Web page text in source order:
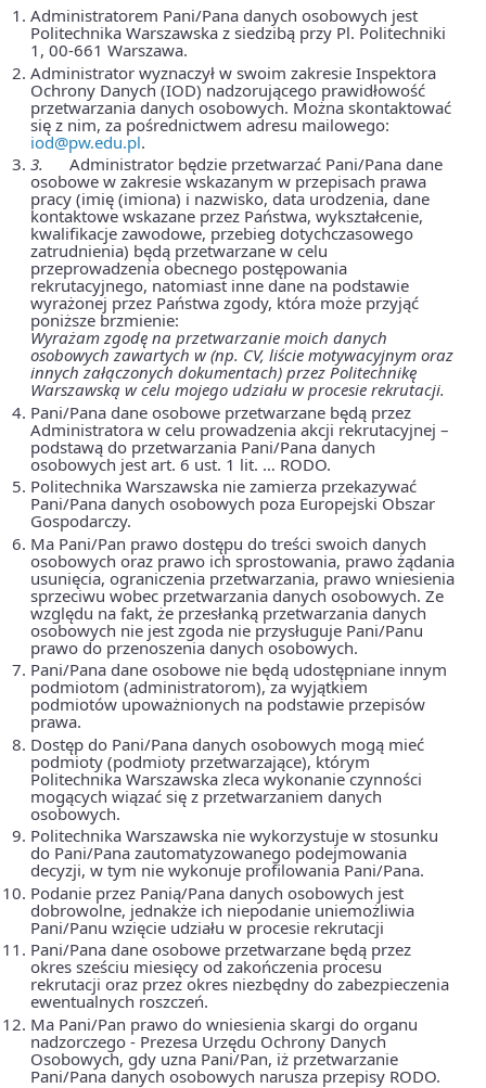
Administratorem Pani/Pana danych osobowych jest
Politechnika Warszawska z siedzibą przy Pl. Politechniki
1, 00-661 Warszawa.
Administrator wyznaczył w swoim zakresie Inspektora
Ochrony Danych (IOD) nadzorującego prawidłowość
przetwarzania danych osobowych. Można skontaktować
się z nim, za pośrednictwem adresu mailowego:
iod@pw.edu.pl.
3. Administrator będzie przetwarzać Pani/Pana dane
osobowe w zakresie wskazanym w przepisach prawa
pracy (imię (imiona) i nazwisko, data urodzenia, dane
kontaktowe wskazane przez Państwa, wykształcenie,
kwalifikacje zawodowe, przebieg dotychczasowego
zatrudnienia) będą przetwarzane w celu
przeprowadzenia obecnego postępowania
rekrutacyjnego, natomiast inne dane na podstawie
wyrażonej przez Państwa zgody, która może przyjąć
poniższe brzmienie:
Wyrażam zgodę na przetwarzanie moich danych
osobowych zawartych w (np. CV, liście motywacyjnym oraz
innych załączonych dokumentach) przez Politechnikę
Warszawską w celu mojego udziału w procesie rekrutacji.
Pani/Pana dane osobowe przetwarzane będą przez
Administratora w celu prowadzenia akcji rekrutacyjnej –
podstawą do przetwarzania Pani/Pana danych
osobowych jest art. 6 ust. 1 lit. … RODO.
Politechnika Warszawska nie zamierza przekazywać
Pani/Pana danych osobowych poza Europejski Obszar
Gospodarczy.
Ma Pani/Pan prawo dostępu do treści swoich danych
osobowych oraz prawo ich sprostowania, prawo żądania
usunięcia, ograniczenia przetwarzania, prawo wniesienia
sprzeciwu wobec przetwarzania danych osobowych. Ze
względu na fakt, że przesłanką przetwarzania danych
osobowych nie jest zgoda nie przysługuje Pani/Panu
prawo do przenoszenia danych osobowych.
Pani/Pana dane osobowe nie będą udostępniane innym
podmiotom (administratorom), za wyjątkiem
podmiotów upoważnionych na podstawie przepisów
prawa.
Dostęp do Pani/Pana danych osobowych mogą mieć
podmioty (podmioty przetwarzające), którym
Politechnika Warszawska zleca wykonanie czynności
mogących wiązać się z przetwarzaniem danych
osobowych.
Politechnika Warszawska nie wykorzystuje w stosunku
do Pani/Pana zautomatyzowanego podejmowania
decyzji, w tym nie wykonuje profilowania Pani/Pana.
Podanie przez Panią/Pana danych osobowych jest
dobrowolne, jednakże ich niepodanie uniemożliwia
Pani/Panu wzięcie udziału w procesie rekrutacji
Pani/Pana dane osobowe przetwarzane będą przez
okres sześciu miesięcy od zakończenia procesu
rekrutacji oraz przez okres niezbędny do zabezpieczenia
ewentualnych roszczeń.
Ma Pani/Pan prawo do wniesienia skargi do organu
nadzorczego - Prezesa Urzędu Ochrony Danych
Osobowych, gdy uzna Pani/Pan, iż przetwarzanie
Pani/Pana danych osobowych narusza przepisy RODO.